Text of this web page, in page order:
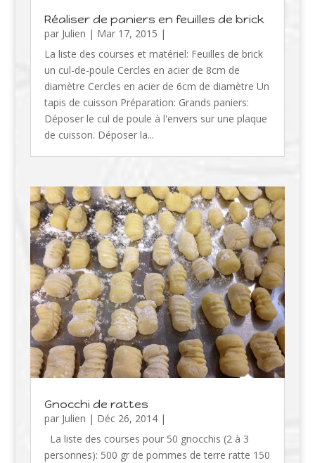
Réaliser de paniers en feuilles de brick
par Julien | Mar 17, 2015 |
La liste des courses et matériel: Feuilles de brick
un cul-de-poule Cercles en acier de 8cm de
diamètre Cercles en acier de 6cm de diamètre Un
tapis de cuisson Préparation: Grands paniers:
Déposer le cul de poule à l'envers sur une plaque
de cuisson. Déposer la...
Gnocchi de rattes
par Julien | Déc 26, 2014|
La liste des courses pour 50 gnocchis (2 à 3
personnes): 500 gr de pommes de terre ratte 150